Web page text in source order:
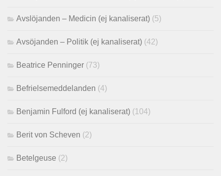
Avslöjanden – Medicin (ej kanaliserat) (5)
Avsöjanden – Politik (ej kanaliserat) (42)
Beatrice Penninger (73)
Befrielsemeddelanden (4)
Benjamin Fulford (ej kanaliserat) (104)
Berit von Scheven (2)
Betelgeuse (2)